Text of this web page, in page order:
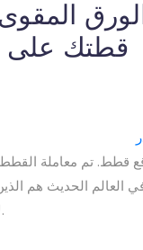
قطتك على
قطط. تم معاملة القطط
في العالم الحديث هم
لأصدقائنا ذوي الفراء.